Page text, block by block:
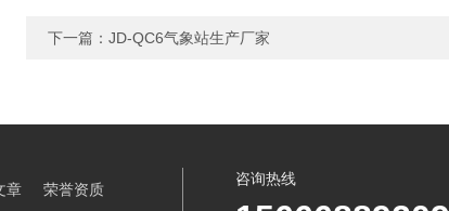
下一篇： JD-QC6气象站生产厂家
章 荣誉资质
咨询热线